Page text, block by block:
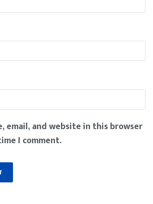
email, and website in this browser
I comment.